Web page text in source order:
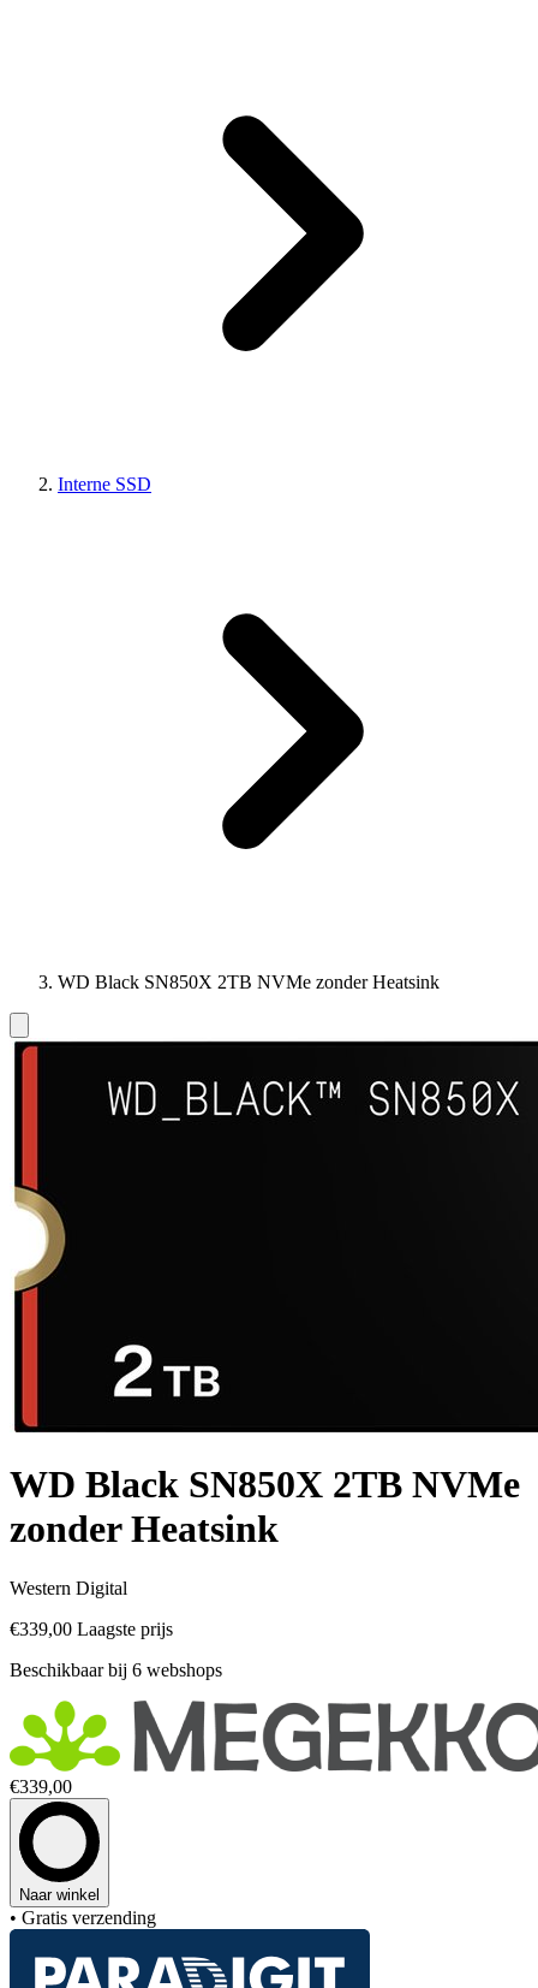
Interne SSD
WD Black SN850X 2TB NVMe zonder Heatsink
WD Black SN850X 2TB NVMe
zonder Heatsink
Western Digital
€339,00 Laagste prijs
Beschikbaar bij 6 webshops
€339,00
Naar winkel
• Gratis verzending